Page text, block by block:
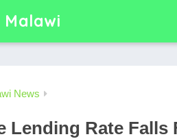
Malawi
News
Lending Rate Falls